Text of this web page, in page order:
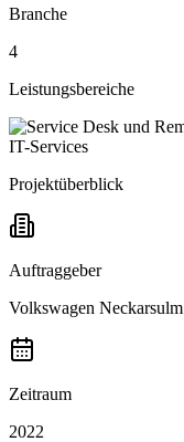
Branche
4
Leistungsbereiche
IT-Services
Projektüberblick
Auftraggeber
Volkswagen Neckarsulm
Zeitraum
2022